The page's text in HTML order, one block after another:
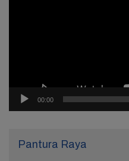
00:00
Pantura Raya